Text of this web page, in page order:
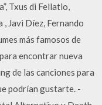
Txus di Fellatio,
Javi Díez, Fernando
más famosos de
encontrar nueva
de las canciones para
podrían gustarte. -